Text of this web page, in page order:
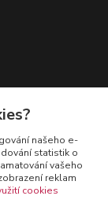
našeho e-
statistik o
vašeho
reklam
cookies